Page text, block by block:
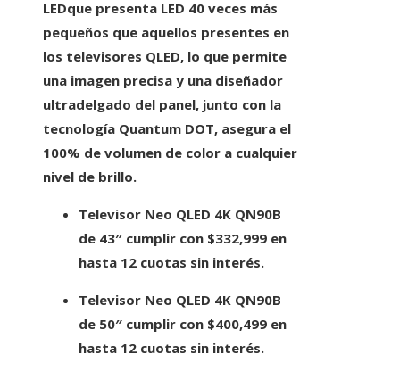
LEDque presenta LED 40 veces más
pequeños que aquellos presentes en
los televisores QLED, lo que permite
una imagen precisa y una diseñador
ultradelgado del panel, junto con la
tecnología Quantum DOT, asegura el
100% de volumen de color a cualquier
nivel de brillo.
Televisor Neo QLED 4K QN90B
de 43″ cumplir con $332,999 en
hasta 12 cuotas sin interés.
Televisor Neo QLED 4K QN90B
de 50″ cumplir con $400,499 en
hasta 12 cuotas sin interés.